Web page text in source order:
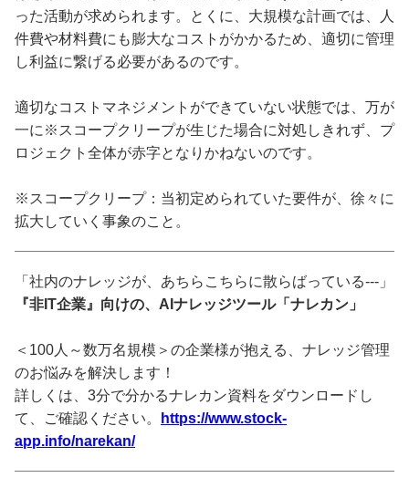
った活動が求められます。とくに、大規模な計画では、人
件費や材料費にも膨大なコストがかかるため、適切に管理
し利益に繋げる必要があるのです。
適切なコストマネジメントができていない状態では、万が
一に※スコープクリープが生じた場合に対処しきれず、プ
ロジェクト全体が赤字となりかねないのです。
※スコープクリープ：当初定められていた要件が、徐々に
拡大していく事象のこと。
「社内のナレッジが、あちらこちらに散らばっている---」
『非IT企業』向けの、AIナレッジツール「ナレカン」
＜100人～数万名規模＞の企業様が抱える、ナレッジ管理
のお悩みを解決します！
詳しくは、3分で分かるナレカン資料をダウンロードし
て、ご確認ください。
https://www.stock-
app.info/narekan/